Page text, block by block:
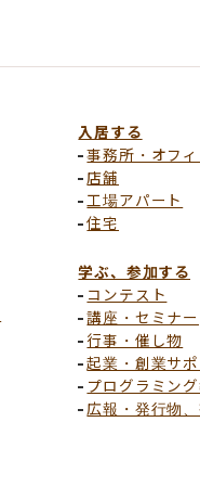
入居する
事務所・オフ
店舗
工場アパート
住宅
学ぶ、参加する
コンテスト
講座・セミナー
行事・催し物
起業・創業サ
プログラミン
広報・発行物